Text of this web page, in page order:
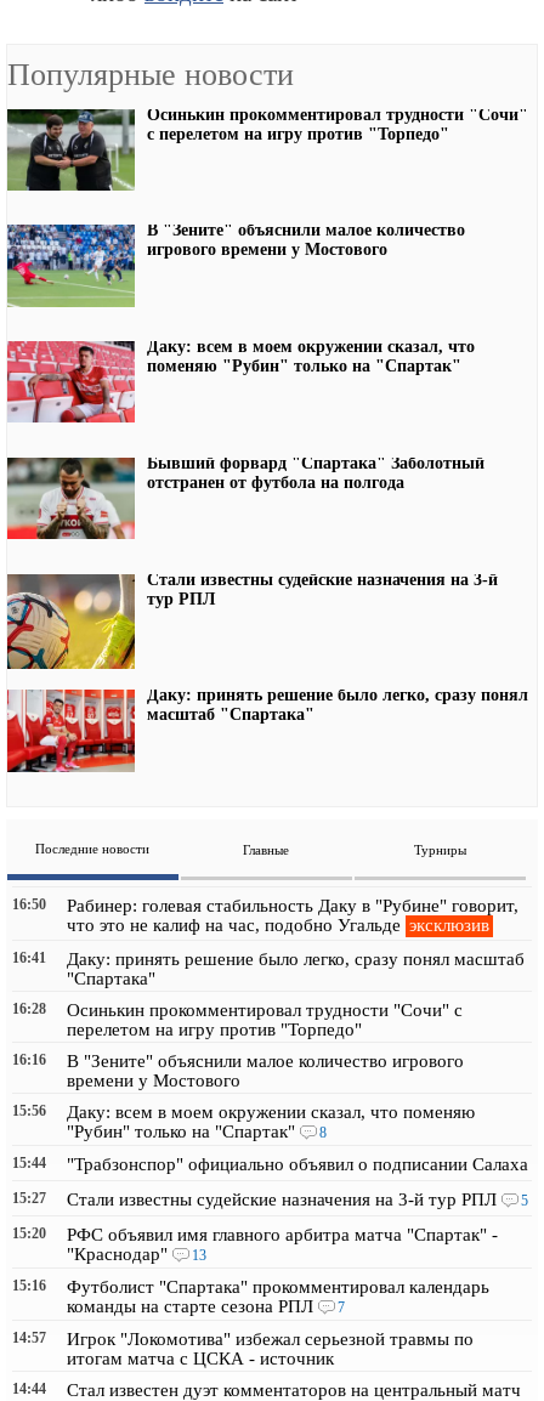
Популярные новости
Осинькин прокомментировал трудности "Сочи"
с перелетом на игру против "Торпедо"
В "Зените" объяснили малое количество
игрового времени у Мостового
Даку: всем в моем окружении сказал, что
поменяю "Рубин" только на "Спартак"
Бывший форвард "Спартака" Заболотный
отстранен от футбола на полгода
Стали известны судейские назначения на 3-й
тур РПЛ
Даку: принять решение было легко, сразу понял
масштаб "Спартака"
Последние новости Главные Турниры
16:50
Рабинер: голевая стабильность Даку в "Рубине" говорит,
что это не калиф на час, подобно Угальде эксклюзив
16:41
Даку: принять решение было легко, сразу понял масштаб
"Спартака"
16:28
Осинькин прокомментировал трудности "Сочи" с
перелетом на игру против "Торпедо"
16:16
В "Зените" объяснили малое количество игрового
времени у Мостового
15:56
Даку: всем в моем окружении сказал, что поменяю
"Рубин" только на "Спартак"
8
15:44
"Трабзонспор" официально объявил о подписании Салаха
15:27 Стали известны судейские назначения на 3-й тур РПЛ
5
15:20
РФС объявил имя главного арбитра матча "Спартак" -
"Краснодар"
13
15:16
Футболист "Спартака" прокомментировал календарь
команды на старте сезона РПЛ
7
14:57
Игрок "Локомотива" избежал серьезной травмы по
итогам матча с ЦСКА - источник
14:44
Стал известен дуэт комментаторов на центральный матч